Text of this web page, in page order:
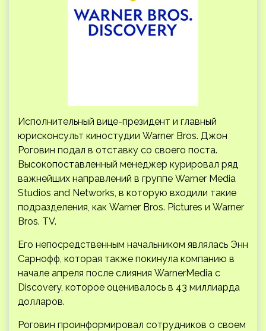
Исполнительный вице-президент и главный
юрисконсульт киностудии Warner Bros. Джон
Роговин подал в отставку со своего поста.
Высокопоставленный менеджер курировал ряд
важнейших направлений в группе Warner Media
Studios and Networks, в которую входили такие
подразделения, как Warner Bros. Pictures и Warner
Bros. TV.
Его непосредственным начальником являлась Энн
Сарнофф, которая также покинула компанию в
начале апреля после слияния WarnerMedia с
Discovery, которое оценивалось в 43 миллиарда
долларов.
Роговин проинформировал сотрудников о своем